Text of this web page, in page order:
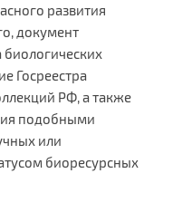
развития
документ
Госреестра
РФ, а также
подобными
или
биоресурсных